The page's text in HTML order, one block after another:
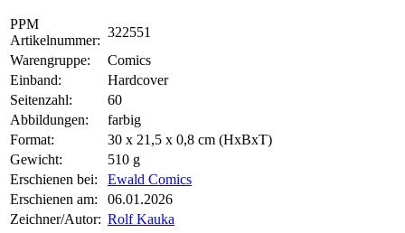
PPM
Artikelnummer:
322551
Warengruppe:
Comics
Einband:
Hardcover
Seitenzahl:
60
Abbildungen:
farbig
Format:
30 x 21,5 x 0,8 cm (HxBxT)
Gewicht:
510 g
Erschienen bei:
Ewald Comics
Erschienen am:
06.01.2026
Zeichner/Autor: Rolf Kauka